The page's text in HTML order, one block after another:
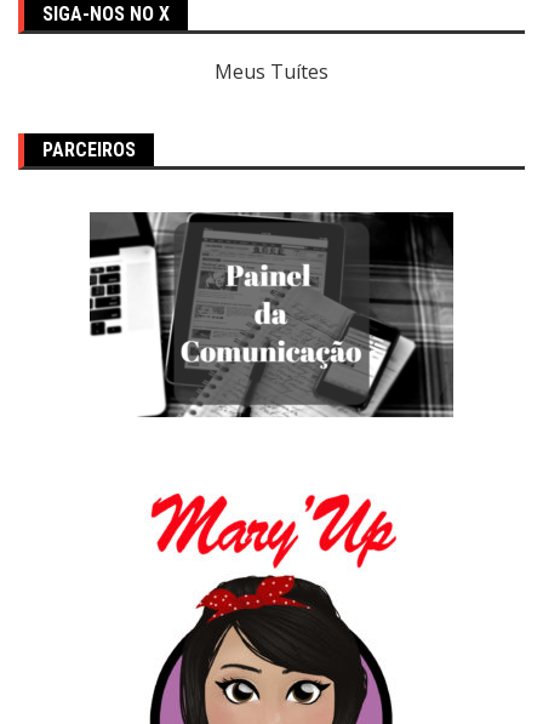
SIGA-NOS NO X
Meus Tuítes
PARCEIROS